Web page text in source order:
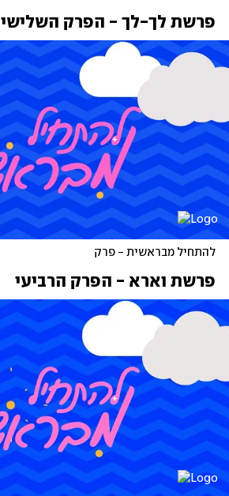
פרשת לך-לך - הפרק השלישי
להתחיל מבראשית - פרק
פרשת וארא - הפרק הרביעי